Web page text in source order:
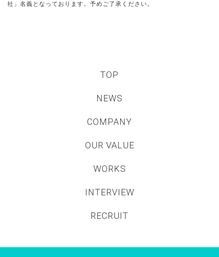
社」名義となっております。予めご了承ください。
TOP
NEWS
COMPANY
OUR VALUE
WORKS
INTERVIEW
RECRUIT